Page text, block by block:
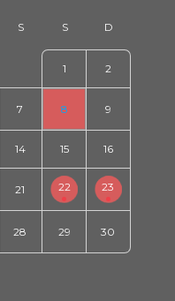
1 2
7 8 9
14 15 16
21 22 23
28 29 30